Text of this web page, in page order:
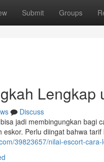
Submit Groups
Lengkap
Discuss
jadi membingungkan bagi
Perlu diingat bahwa
39823657/nilai-escort-